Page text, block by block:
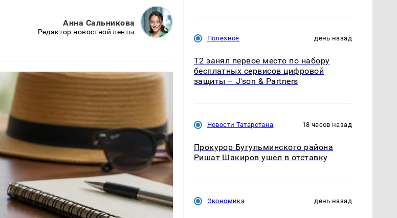
Анна Сальникова
Редактор новостной ленты
Полезное день назад
Т2 занял первое место по набору
бесплатных сервисов цифровой
защиты – J'son & Partners
Новости Татарстана 18 часов назад
Прокурор Бугульминского района
Ришат Шакиров ушел в отставку
Экономика день назад